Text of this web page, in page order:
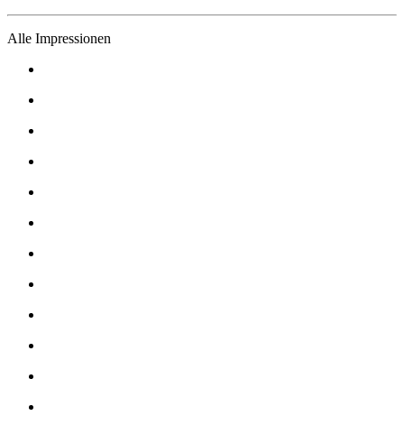
Alle Impressionen